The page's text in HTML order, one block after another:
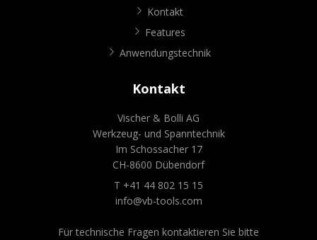
Kontakt
Features
Anwendungstechnik
Kontakt
Vischer & Bolli AG
Werkzeug- und Spanntechnik
Im Schossacher 17
CH-8600 Dübendorf
T +41 44 802 15 15
info@vb-tools.com
Für technische Fragen kontaktieren Sie bitte